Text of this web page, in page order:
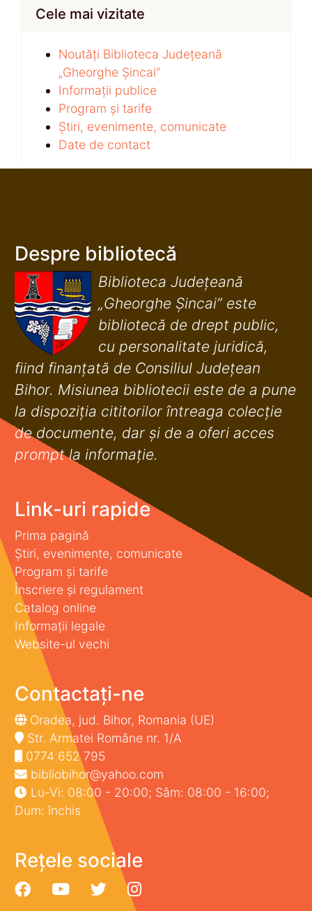
Cele mai vizitate
Noutăți Biblioteca Județeană
„Gheorghe Șincai”
Informații publice
Program și tarife
Știri, evenimente, comunicate
Date de contact
Despre bibliotecă
Biblioteca Județeană
„Gheorghe Șincai” este
bibliotecă de drept public,
cu personalitate juridică,
fiind finanţată de Consiliul Judeţean
Bihor. Misiunea bibliotecii este de a pune
la dispoziţia cititorilor întreaga colecţie
de documente, dar şi de a oferi acces
prompt la informaţie.
Link-uri rapide
Prima pagină
Știri, evenimente, comunicate
Program și tarife
Înscriere și regulament
Catalog online
Informații legale
Website-ul vechi
Contactați-ne
Oradea, jud. Bihor, Romania (UE)
Str. Armatei Române nr. 1/A
0774 652 795
bibliobihor@yahoo.com
Lu-Vi: 08:00 - 20:00; Sâm: 08:00 - 16:00;
Dum: închis
Rețele sociale